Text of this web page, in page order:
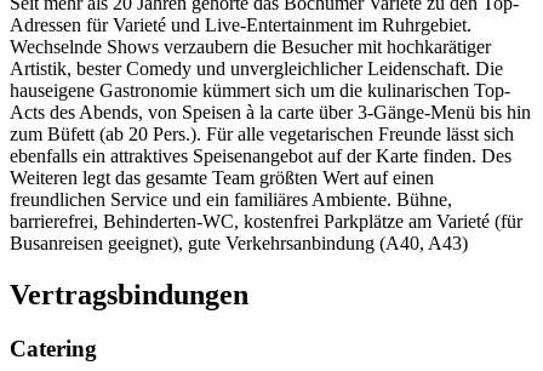
Adressen für Varieté und Live-Entertainment im Ruhrgebiet.
Wechselnde Shows verzaubern die Besucher mit hochkarätiger
Artistik, bester Comedy und unvergleichlicher Leidenschaft. Die
hauseigene Gastronomie kümmert sich um die kulinarischen Top-
Acts des Abends, von Speisen à la carte über 3-Gänge-Menü bis hin
zum Büfett (ab 20 Pers.). Für alle vegetarischen Freunde lässt sich
ebenfalls ein attraktives Speisenangebot auf der Karte finden. Des
Weiteren legt das gesamte Team größten Wert auf einen
freundlichen Service und ein familiäres Ambiente. Bühne,
barrierefrei, Behinderten-WC, kostenfrei Parkplätze am Varieté (für
Busanreisen geeignet), gute Verkehrsanbindung (A40, A43)
Vertragsbindungen
Catering